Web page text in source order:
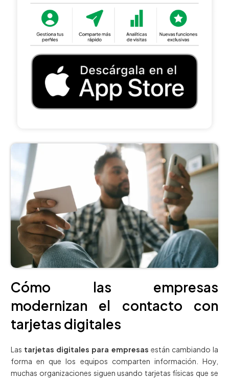
Cómo las empresas
modernizan el contacto con
tarjetas digitales
Las tarjetas digitales para empresas están cambiando la
forma en que los equipos comparten información. Hoy,
muchas organizaciones siguen usando tarjetas físicas que se